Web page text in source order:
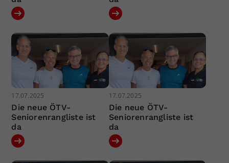
17.07.2025
Die neue ÖTV-
Seniorenrangliste ist
da
17.07.2025
Die neue ÖTV-
Seniorenrangliste ist
da